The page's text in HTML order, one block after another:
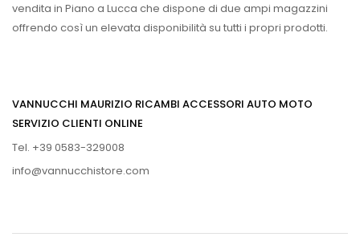
vendita in Piano a Lucca che dispone di due ampi magazzini
offrendo così un elevata disponibilità su tutti i propri prodotti.
VANNUCCHI MAURIZIO RICAMBI ACCESSORI AUTO MOTO
SERVIZIO CLIENTI ONLINE
Tel. +39 0583-329008
info@vannucchistore.com